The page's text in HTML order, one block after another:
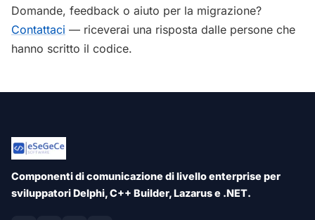
Domande, feedback o aiuto per la migrazione?
Contattaci — riceverai una risposta dalle persone che
hanno scritto il codice.
Componenti di comunicazione di livello enterprise per
sviluppatori Delphi, C++ Builder, Lazarus e .NET.